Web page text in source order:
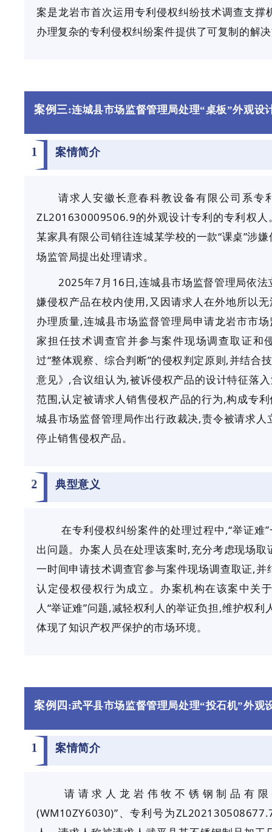
案是龙岩市首次运用专利侵权纠纷技术调查支撑
办理复杂的专利侵权纠纷案件提供了可复制的解
案例三:连城县市场监督管理局处理“桌板”外观设
1 案情简介
请求人安徽长意春科教设备有限公司系专
ZL201630009506.9的外观设计专利的专利权
某家具有限公司销往连城某学校的一款“课桌”涉
场监管局提出处理请求。
2025年7 月 16日,连城县市场监督管理局依
嫌侵权产品在校内使用,又因请求人在外地所以
办理质量,连城县市场监督管理局申请龙岩市市
家担任技术调查官并参与案件现场调查取证和
过“整体观察、综合判断”的侵权判定原则,并结合
意见》,合议组认为,被诉侵权产品的设计特征落
范围,认定被请求人销售侵权产品的行为,构成专
城县市场监督管理局作出行政裁决,责令被请求
停止销售侵权产品。
2 典型意义
在专利侵权纠纷案件的处理过程中,“举证难
出问题。办案人员在处理该案时,充分考虑现场
一时间申请技术调查官参与案件现场调查取证,
认定侵权侵权行为成立。办案机构在该案中关
人“举证难”问题,减轻权利人的举证负担,维护权
体现了知识产权严保护的市场环境。
案例四:武平县市场监督管理局处理“投石机”外观
1 案情简介
请请求人龙岩伟牧不锈钢制品有
(WM10ZY6030)”、专利号为